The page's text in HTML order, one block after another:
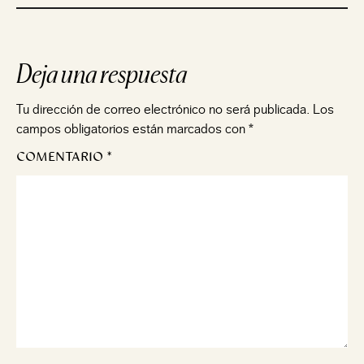
Deja una respuesta
Tu dirección de correo electrónico no será publicada. Los
campos obligatorios están marcados con *
COMENTARIO *